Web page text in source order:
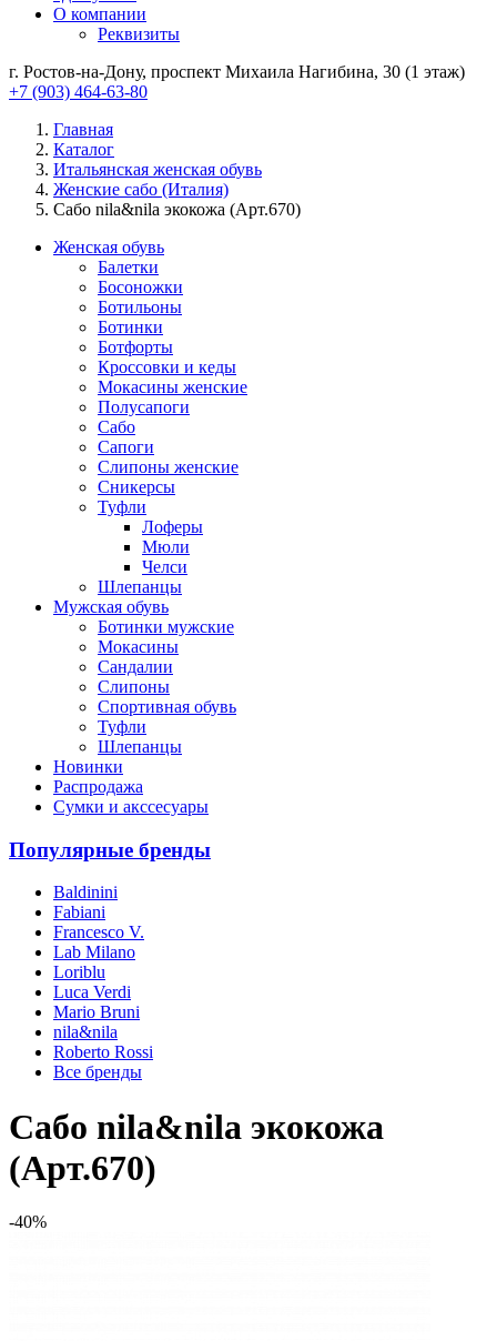
О компании
Реквизиты
г. Ростов-на-Дону, проспект Михаила Нагибина, 30 (1 этаж)
+7 (903) 464-63-80
Главная
Каталог
Итальянская женская обувь
Женские сабо (Италия)
Сабо nila&nila экокожа (Арт.670)
Женская обувь
Балетки
Босоножки
Ботильоны
Ботинки
Ботфорты
Кроссовки и кеды
Мокасины женские
Полусапоги
Сабо
Сапоги
Слипоны женские
Сникерсы
Туфли
Лоферы
Мюли
Челси
Шлепанцы
Мужская обувь
Ботинки мужские
Мокасины
Сандалии
Слипоны
Спортивная обувь
Туфли
Шлепанцы
Новинки
Распродажа
Сумки и акссесуары
Популярные бренды
Baldinini
Fabiani
Francesco V.
Lab Milano
Loriblu
Luca Verdi
Mario Bruni
nila&nila
Roberto Rossi
Все бренды
Сабо nila&nila экокожа
(Арт.670)
-40%